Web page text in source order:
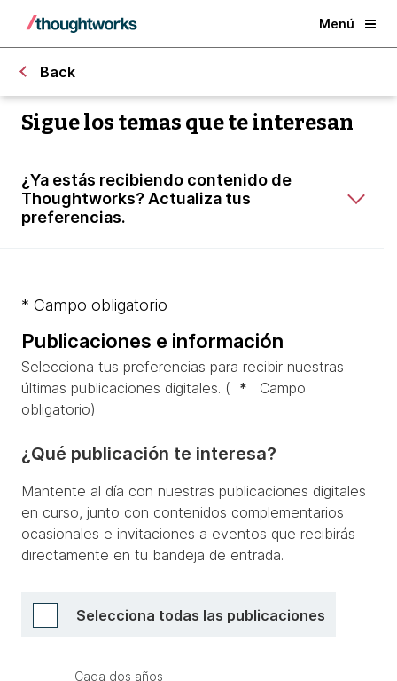
Menú
Back
Sigue los temas que te interesan
¿Ya estás recibiendo contenido de
Thoughtworks? Actualiza tus
preferencias.
* Campo obligatorio
Publicaciones e información
Selecciona tus preferencias para recibir nuestras
últimas publicaciones digitales. ( *
Campo
obligatorio)
¿Qué publicación te interesa?
Mantente al día con nuestras publicaciones digitales
en curso, junto con contenidos complementarios
ocasionales e invitaciones a eventos que recibirás
directamente en tu bandeja de entrada.
Selecciona todas las publicaciones
Cada dos años